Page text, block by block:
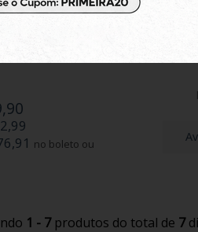
no boleto ou
1 - 7 produtos do total de 7